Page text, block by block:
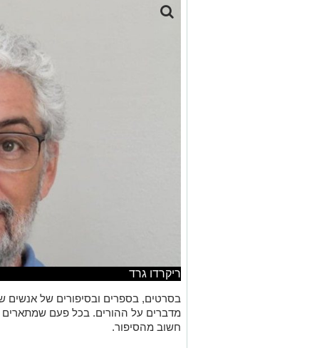
ריקרדו גרד
בסרטים, בספרים ובסיפורים של אנשים
מדברים על ההורים. בכל פעם שמתארים
חשוב מהסיפור.